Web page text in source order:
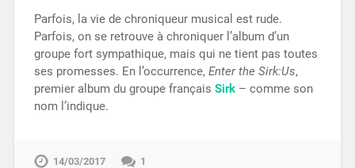
Parfois, la vie de chroniqueur musical est rude.
Parfois, on se retrouve à chroniquer l’album d’un
groupe fort sympathique, mais qui ne tient pas toutes
ses promesses. En l’occurrence, Enter the Sirk:Us,
premier album du groupe français Sirk– comme son
nom l’indique.
14/03/2017 1